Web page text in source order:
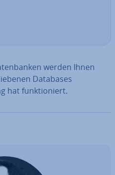
werden Ihnen
Databases
hat funk­tio­niert.